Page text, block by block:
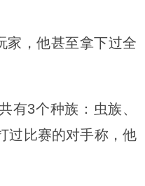
家，他甚至拿下过全
有3个种族：虫族、
过比赛的对手称，他